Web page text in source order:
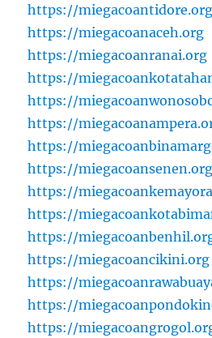
https://miegacoantidore.org
https://miegacoanaceh.org
https://miegacoanranai.org
https://
https://
https://
https://
https://miegacoansenen.org
https://
https://
https://
https://miegacoancikini.org
https://
https://
https://